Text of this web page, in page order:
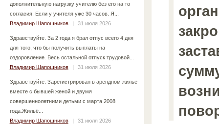
дополнительную нагрузку учителю без его на то
согласия. Если у учителя уже 30 часов. Я...
Владимир Шапошников
| 31 июля 2026
Здравствуйте. За 2 года я брал отпус всего 4 дня
для того, что бы получить выплаты на
оздоровление. Весь остальной отпуск трудовой...
Владимир Шапошников
| 31 июля 2026
Здравствуйте. Зарегистрирован в арендном жилье
вместе с бывшей женой и двумя
совершеннолетними детьми с марта 2008
года.Жильё...
Владимир Шапошников
| 31 июля 2026